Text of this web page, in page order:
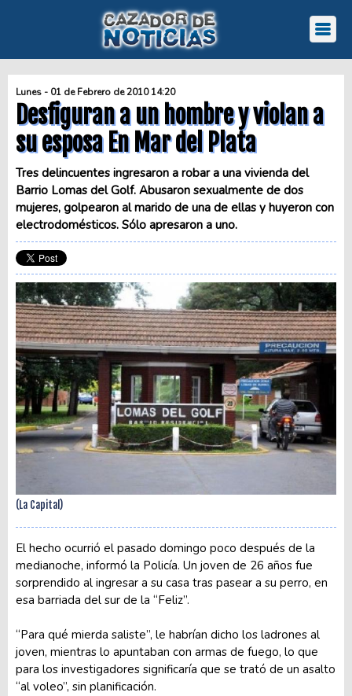
Lunes - 01 de Febrero de 2010 14:20
Desfiguran a un hombre y violan a
su esposa En Mar del Plata
Tres delincuentes ingresaron a robar a una vivienda del
Barrio Lomas del Golf. Abusaron sexualmente de dos
mujeres, golpearon al marido de una de ellas y huyeron con
electrodomésticos. Sólo apresaron a uno.
(La Capital)
El hecho ocurrió el pasado domingo poco después de la
medianoche, informó la Policía. Un joven de 26 años fue
sorprendido al ingresar a su casa tras pasear a su perro, en
esa barriada del sur de la “Feliz”.
“Para qué mierda saliste”, le habrían dicho los ladrones al
joven, mientras lo apuntaban con armas de fuego, lo que
para los investigadores significaría que se trató de un asalto
“al voleo”, sin planificación.